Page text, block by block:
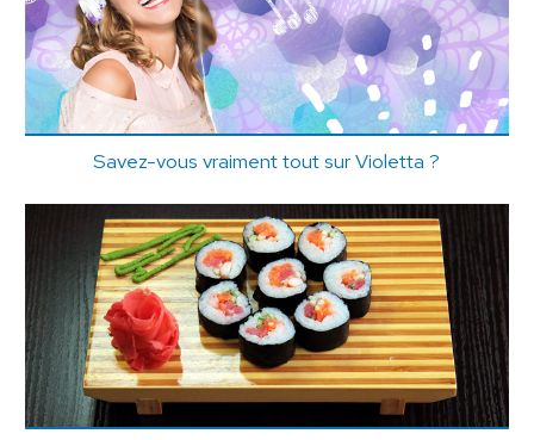
Savez-vous vraiment tout sur Violetta ?